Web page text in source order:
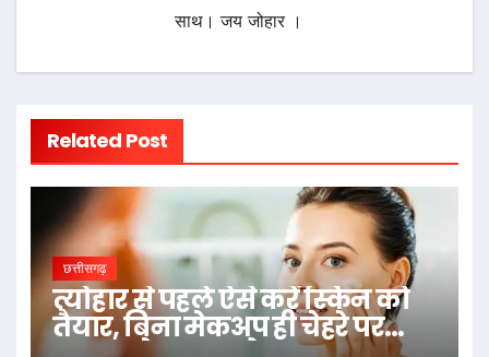
साथ। जय जोहार ।
Related Post
छत्तीसगढ़
त्योहार से पहले ऐसे करें स्किन को
तैयार, बिना मेकअप ही चेहरे पर